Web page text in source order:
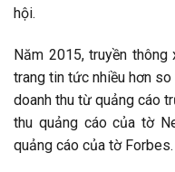
hội.
Năm 2015, truyền
trang tin tức nhiều hơn
doanh thu từ quảng cáo
thu quảng cáo của tờ
quảng cáo của tờ Forbes.